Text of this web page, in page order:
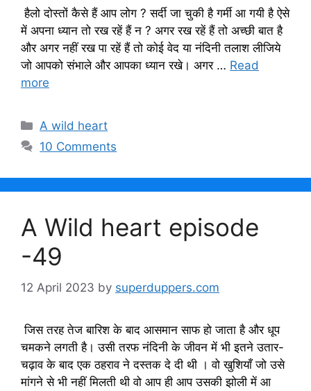
हैलो दोस्तों कैसे हैं आप लोग ? सर्दी जा चुकी है गर्मी आ गयी है ऐसे
में अपना ध्यान तो रख रहें हैं न ? अगर रख रहें हैं तो अच्छी बात है
और अगर नहीं रख पा रहें हैं तो कोई वेद या नंदिनी तलाश लीजिये
जो आपको संभाले और आपका ध्यान रखे। अगर … Read
more
Categories
A wild heart
10 Comments
A Wild heart episode
-49
12 April 2023 by superduppers.com
जिस तरह तेज बारिश के बाद आसमान साफ हो जाता है और धूप
चमकने लगती है। उसी तरफ नंदिनी के जीवन में भी इतने उतार-
चढ़ाव के बाद एक ठहराव ने दस्तक दे दी थी । वो खुशियाँ जो उसे
मांगने से भी नहीं मिलती थी वो आप ही आप उसकी झोली में आ